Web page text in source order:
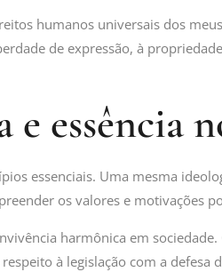
humanos universais dos
de expressão, à
essência
essenciais. Uma mesma
os valores e motivações
harmônica em
à legislação com a